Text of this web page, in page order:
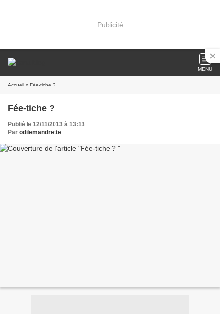
Publicité
MENU
Accueil » Fée-tiche ?
Fée-tiche ?
Publié le 12/11/2013 à 13:13
Par odilemandrette